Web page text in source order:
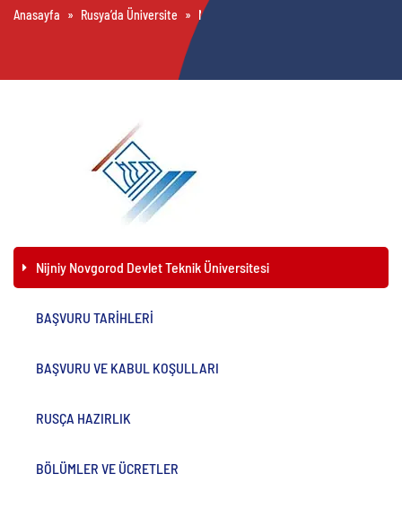
Anasayfa » Rusya’da Üniversite » Nijniy Novgorod Devlet Teknik
Nijniy Novgorod Devlet Teknik Üniversitesi
BAŞVURU TARİHLERİ
BAŞVURU VE KABUL KOŞULLARI
RUSÇA HAZIRLIK
BÖLÜMLER VE ÜCRETLER